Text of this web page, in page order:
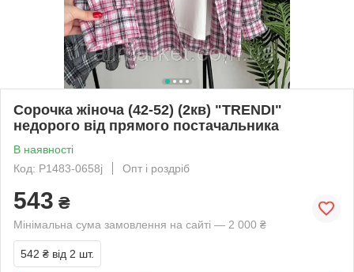
Сорочка жіноча (42-52) (2кв) "TRENDI"
недорого від прямого постачальника
В наявності
Код: P1483-0658j
Опт і роздріб
543 ₴
Мінімальна сума замовлення на сайті — 2 000 ₴
542 ₴ від 2 шт.